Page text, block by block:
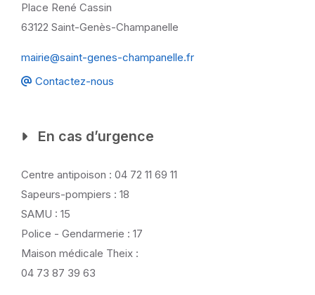
Place René Cassin
63122 Saint-Genès-Champanelle
mairie@saint-genes-champanelle.fr
Contactez-nous
En cas d’urgence
Centre antipoison : 04 72 11 69 11
Sapeurs-pompiers : 18
SAMU : 15
Police - Gendarmerie : 17
Maison médicale Theix :
04 73 87 39 63